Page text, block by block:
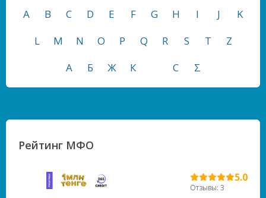
A
B C D E F G H I J
K
L
M N O P Q R S T
Z
А
Б Ж К С Σ
Рейтинг МФО
5.0
Отзывы: 3